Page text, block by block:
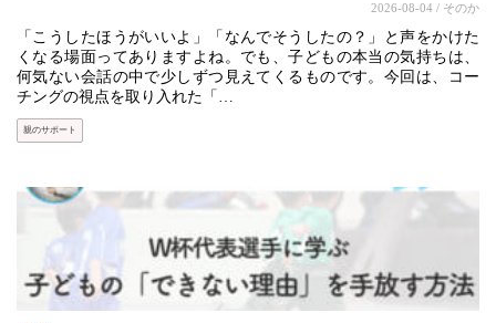
2026-08-04 / そのか
「こうしたほうがいいよ」「なんでそうしたの？」と声をかけた
くなる場面ってありますよね。でも、子どもの本当の気持ちは、
何気ない会話の中で少しずつ見えてくるものです。今回は、コー
チングの視点を取り入れた「…
親のサポート